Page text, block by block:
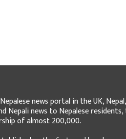
news portal in the UK,
Nepali news to Nepalese
of almost 200,000.